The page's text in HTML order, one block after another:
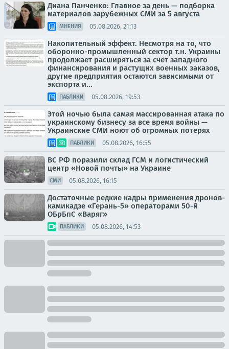
Диана Панченко: Главное за день — подборка
материалов зарубежных СМИ за 5 августа
МНЕНИЯ 05.08.2026, 21:13
Накопительный эффект. Несмотря на то, что
оборонно-промышленный сектор т.н. Украины
продолжает расширяться за счёт западного
финансирования и растущих военных заказов,
другие предприятия остаются зависимыми от
экспорта и...
ПАБЛИКИ 05.08.2026, 19:53
Этой ночью была самая массированная атака по
украинскому бизнесу за все время войны —
Украинские СМИ ноют об огромных потерях
ПАБЛИКИ 05.08.2026, 16:55
ВС РФ поразили склад ГСМ и логистический
центр «Новой почты» на Украине
СМИ 05.08.2026, 16:15
Достаточные редкие кадры применения дронов-
камикадзе «Герань-5» операторами 50-й
ОБрБпС «Варяг»
ПАБЛИКИ 05.08.2026, 14:53